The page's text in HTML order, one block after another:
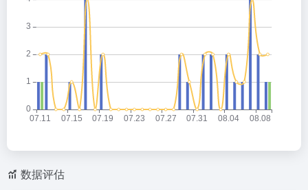
数据评估